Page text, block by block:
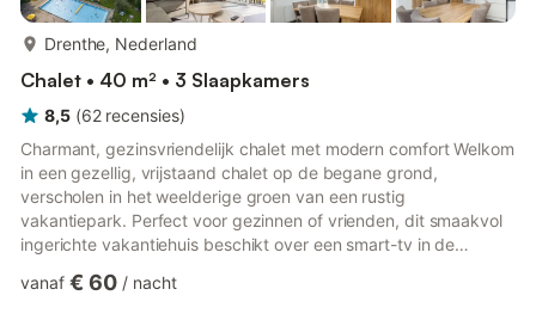
Drenthe, Nederland
Chalet • 40 m² • 3 Slaapkamers
8,5 (62 recensies)
Charmant, gezinsvriendelijk chalet met modern comfort Welkom
in een gezellig, vrijstaand chalet op de begane grond,
verscholen in het weelderige groen van een rustig
vakantiepark. Perfect voor gezinnen of vrienden, dit smaakvol
ingerichte vakantiehuis beschikt over een smart-tv in de
koelkast met vriezer en koffiezetapparaat, plus drie
vanaf € 60 / nacht